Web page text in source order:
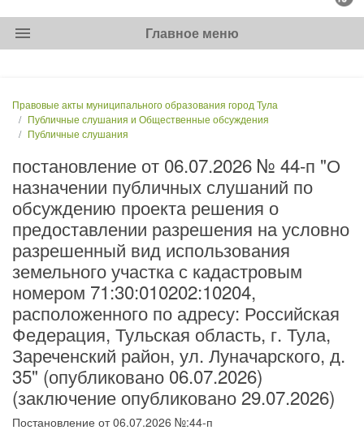
menu Главное меню
Правовые акты муниципального образования город Тула
Публичные слушания и Общественные обсуждения
Публичные слушания
постановление от 06.07.2026 № 44-п "О
назначении публичных слушаний по
обсуждению проекта решения о
предоставлении разрешения на условно
разрешенный вид использования
земельного участка с кадастровым
номером 71:30:010202:10204,
расположенного по адресу: Российская
Федерация, Тульская область, г. Тула,
Зареченский район, ул. Луначарского, д.
35" (опубликовано 06.07.2026)
(заключение опубликовано 29.07.2026)
Постановление от 06.07.2026 №:44-п